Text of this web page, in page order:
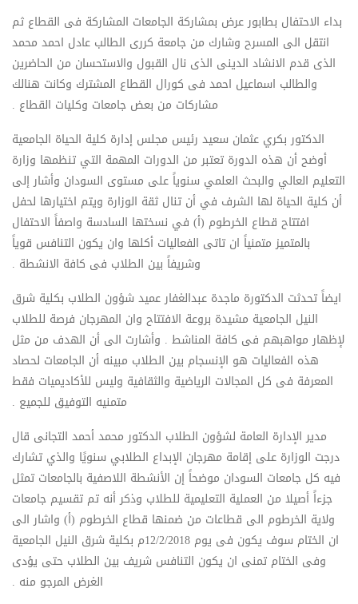
بداء الاحتفال بطابور عرض بمشاركة الجامعات المشاركة فى القطاع ثم
انتقل الى المسرح وشارك من جامعة كررى الطالب عادل احمد محمد
الذى قدم الانشاد الدينى الذى نال القبول والاستحسان من الحاضرين
والطالب اسماعيل احمد فى كورال القطاع المشترك وكانت هنالك
مشاركات من بعض جامعات وكليات القطاع .
الدكتور بكري عثمان سعيد رئيس مجلس إدارة كلية الحياة الجامعية
أوضح أن هذه الدورة تعتبر من الدورات المهمة التي تنظمها وزارة
التعليم العالي والبحث العلمي سنوياً على مستوى السودان وأشار إلى
أن كلية الحياة لها الشرف في أن تنال ثقة الوزارة ويتم اختيارها لحفل
افتتاح قطاع الخرطوم (أ) في نسختها السادسة واصفاً الاحتفال
بالمتميز متمنياً ان تاتى الفعاليات أكلها وان يكون التنافس قوياً
وشريفاً بين الطلاب فى كافة الانشطة .
ايضاً تحدثت الدكتورة ماجدة عبدالغفار عميد شؤون الطلاب بكلية شرق
النيل الجامعية مشيدة بروعة الافتتاح وان المهرجان فرصة للطلاب
لإظهار مواهبهم فى كافة المناشط . وأشارت الى أن الهدف من مثل
هذه الفعاليات هو الإنسجام بين الطلاب مبينه أن الجامعات لحصاد
المعرفة فى كل المجالات الرياضية والثقافية وليس للأكاديميات فقط
متمنيه التوفيق للجميع .
مدير الإدارة العامة لشؤون الطلاب الدكتور محمد أحمد التجانى قال
درجت الوزارة على إقامة مهرجان الإبداع الطلابي سنويًا والذي تشارك
فيه كل جامعات السودان موضحاً إن الأنشطة اللاصفية بالجامعات تمثل
جزءاً أصيلا من العملية التعليمية للطلاب وذكر أنه تم تقسيم جامعات
ولاية الخرطوم الى قطاعات من ضمنها قطاع الخرطوم (أ) واشار الى
ان الختام سوف يكون فى يوم 12/2/2018م بكلية شرق النيل الجامعية
وفى الختام تمنى ان يكون التنافس شريف بين الطلاب حتى يؤدى
الغرض المرجو منه .